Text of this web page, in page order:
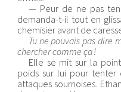
— Peur de ne pas
demanda-t-il tout en
chemisier avant de
Tu ne pouvais pas dire
chercher comme ça !
Elle se mit sur la
poids sur lui pour tenter
attaques sournoises.